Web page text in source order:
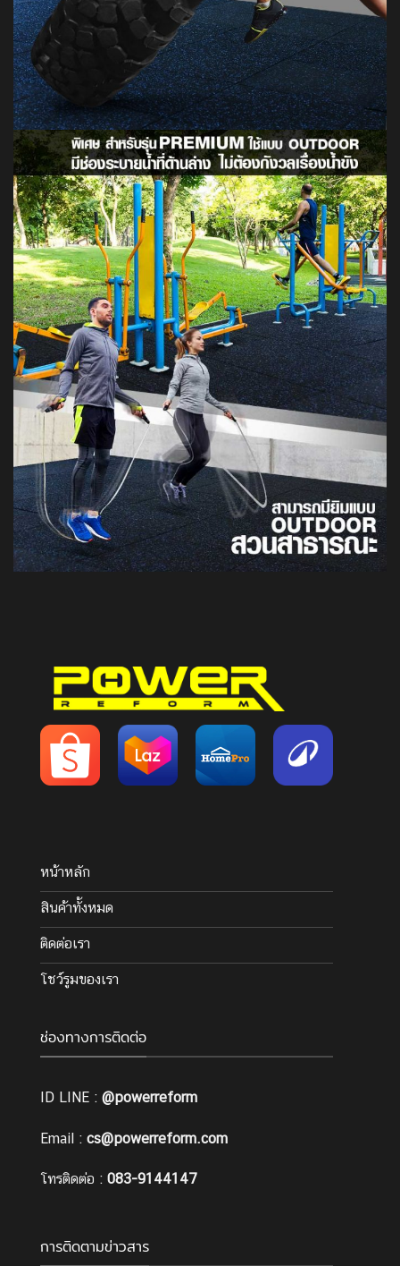
หน้าหลัก
สินค้าทั้งหมด
ติดต่อเรา
โชว์รูมของเรา
ช่องทางการติดต่อ
ID LINE : @powerreform
Email : cs@powerreform.com
โทรติดต่อ : 083-9144147
การติดตามข่าวสาร